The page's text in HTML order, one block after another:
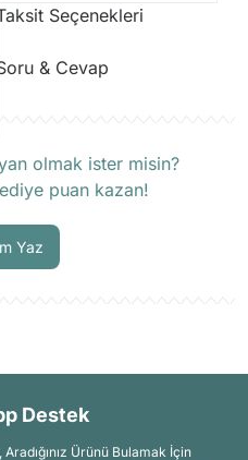
Seçenekleri
& Cevap
sorulmamış.
olmak ister misin?
puan kazan!
Yaz
Destek
Ürünü Bulamak İçin